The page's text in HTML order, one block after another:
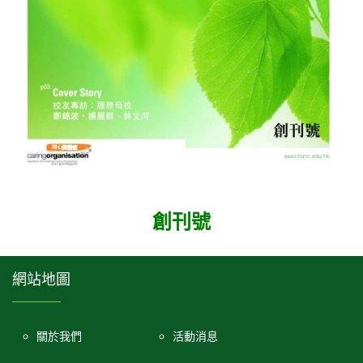
創刊號
網站地圖
關於我們 活動消息